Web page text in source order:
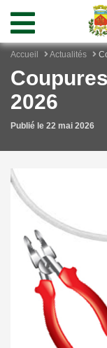
Accueil Actualités
2026
Publié le 22 mai 2026